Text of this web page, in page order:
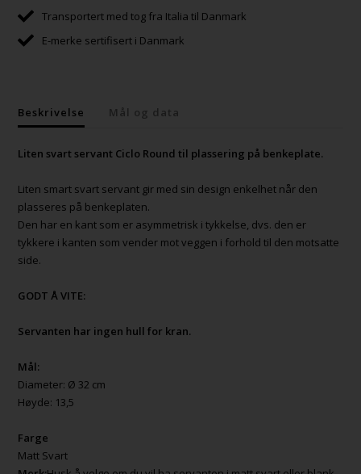
Transportert med tog fra Italia til Danmark
E-merke sertifisert i Danmark
Beskrivelse Mål og data
Liten svart servant Ciclo Round til plassering på benkeplate.
Liten smart svart servant gir med sin design enkelhet når den
plasseres på benkeplaten.
Den har en kant som er asymmetrisk i tykkelse, dvs. den er
tykkere i kanten som vender mot veggen i forhold til den motsatte
side.
GODT Å VITE:
Servanten har ingen hull for kran.
Mål:
Diameter: Ø 32 cm
Høyde: 13,5
Farge
Matt Svart